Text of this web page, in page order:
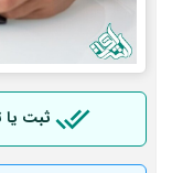
ثبت